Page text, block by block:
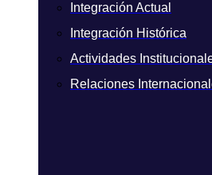
Integración Actual
Integración Histórica
Actividades
Relaciones